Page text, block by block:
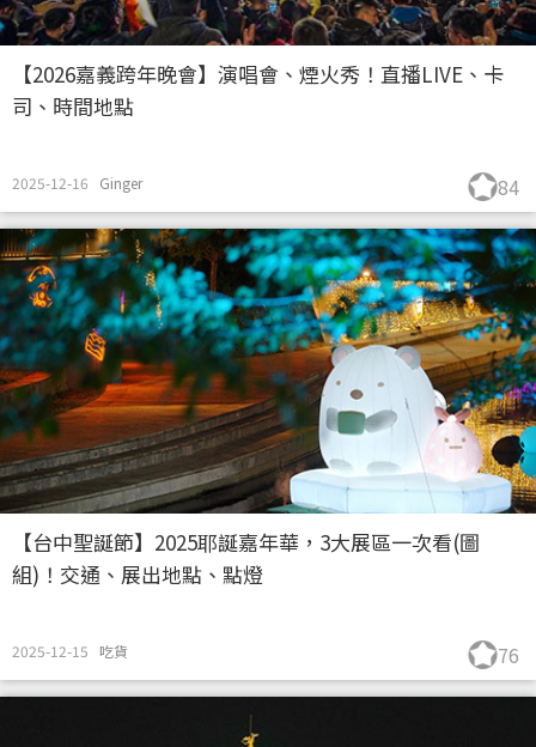
【2026嘉義跨年晚會】演唱會、煙火秀！直播LIVE、卡
司、時間地點
2025-12-16 Ginger 84
【台中聖誕節】2025耶誕嘉年華，3大展區一次看(圖
組)！交通、展出地點、點燈
2025-12-15 吃貨 76